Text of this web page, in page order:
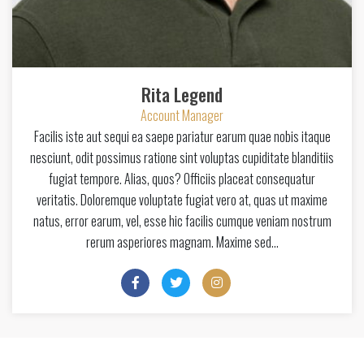
Rita Legend
Account Manager
Facilis iste aut sequi ea saepe pariatur earum quae nobis itaque
nesciunt, odit possimus ratione sint voluptas cupiditate blanditiis
fugiat tempore. Alias, quos? Officiis placeat consequatur
veritatis. Doloremque voluptate fugiat vero at, quas ut maxime
natus, error earum, vel, esse hic facilis cumque veniam nostrum
rerum asperiores magnam. Maxime sed…